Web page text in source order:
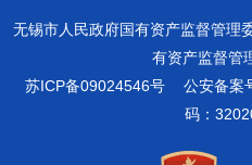
无锡市人民政府国有资产监督管理
有资产监督管
苏ICP备09024546号
公安备案
码：